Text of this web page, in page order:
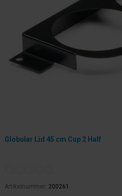
Globular Lid 45 cm Cup 2 Half
Artikelnummer: 200261